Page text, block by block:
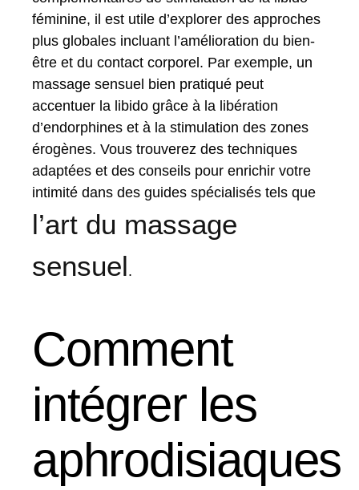
féminine, il est utile d’explorer des approches
plus globales incluant l’amélioration du bien-
être et du contact corporel. Par exemple, un
massage sensuel bien pratiqué peut
accentuer la libido grâce à la libération
d’endorphines et à la stimulation des zones
érogènes. Vous trouverez des techniques
adaptées et des conseils pour enrichir votre
intimité dans des guides spécialisés tels que
l’art du massage
sensuel.
Comment
intégrer les
aphrodisiaques